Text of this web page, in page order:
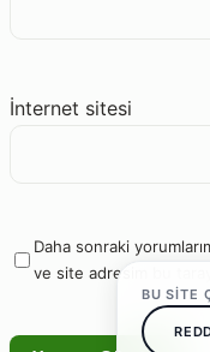
İnternet sitesi
Daha sonraki
ve site adresim bu
BU SITE